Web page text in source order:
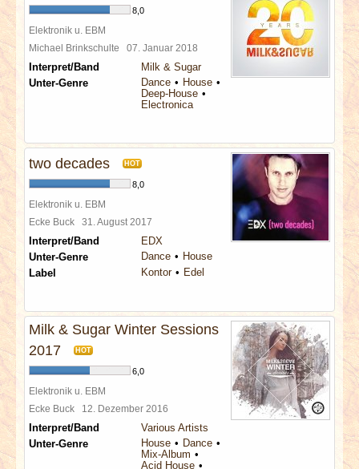
8,0
Elektronik u. EBM
Michael Brinkschulte 07. Januar 2018
Interpret/Band
Milk & Sugar
Unter-Genre
Dance
House
Deep-House
Electronica
two decades HOT
8,0
Elektronik u. EBM
Ecke Buck 31. August 2017
Interpret/Band
EDX
Unter-Genre
Dance
House
Label
Kontor Edel
Milk & Sugar Winter Sessions
2017
HOT
6,0
Elektronik u. EBM
Ecke Buck 12. Dezember 2016
Interpret/Band
Various Artists
Unter-Genre
House
Dance
Mix-Album
Acid House